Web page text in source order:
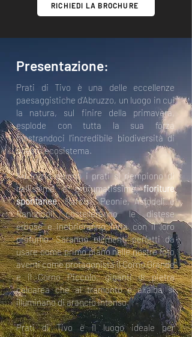
RICHIEDI LA BROCHURE
Presentazione:
Prati di Tivo è una delle eccellenze
paesaggistiche d’Abruzzo, un luogo in cui
la natura, sul finire della primavera,
esplode con tutta la sua forza
mostrandoci l’incredibile biodiversità di
questo ecosistema.
Ad inizio giugno i prati si riempiono di
bellissime e profumatissimefioriture
spontanee: Narcisi, Peonie, Asfodeli e
Ranuncoli costelleranno le distese
erbose e inebrieranno l’aria con il loro
profumo. Saranno elementi perfetti da
usare come primo piano nelle nostre foto
aventi come protagonista il Corno Grande
e il Corno Piccolo, giganti di pietra
calcarea che al tramonto e all’alba si
illuminano di arancio intenso.
Prati di Tivo è il luogo ideale per